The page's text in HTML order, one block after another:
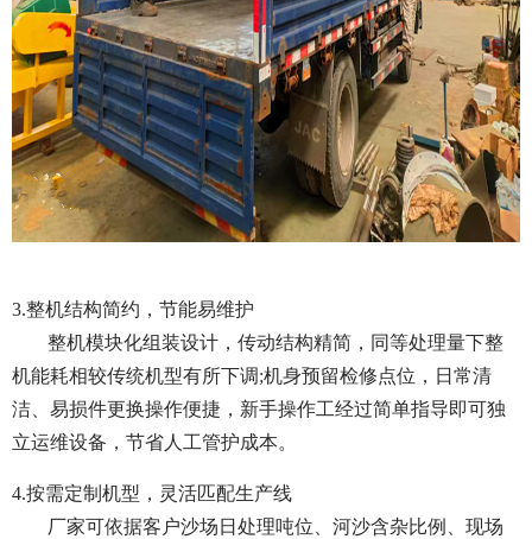
3.整机结构简约，节能易维护
整机模块化组装设计，传动结构精简，同等处理量下整
机能耗相较传统机型有所下调;机身预留检修点位，日常清
洁、易损件更换操作便捷，新手操作工经过简单指导即可独
立运维设备，节省人工管护成本。
4.按需定制机型，灵活匹配生产线
厂家可依据客户沙场日处理吨位、河沙含杂比例、现场